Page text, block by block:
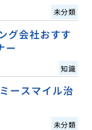
未分類
グ会社おすす
ー
知識
ースマイル治
未分類